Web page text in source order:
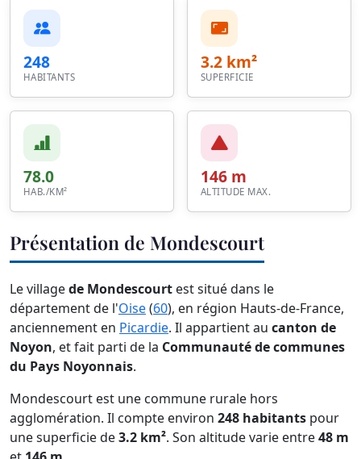
248
HABITANTS
3.2 km²
SUPERFICIE
78.0
HAB./KM²
146 m
ALTITUDE MAX.
Présentation de Mondescourt
Le villagede Mondescourt est situé dans le
département de l'Oise(60), en région Hauts-de-France,
anciennement en Picardie. Il appartient au canton de
Noyon, et fait parti de la Communauté de communes
du Pays Noyonnais.
Mondescourt est une commune rurale hors
agglomération. Il compte environ 248 habitants pour
une superficie de3.2 km². Son altitude varie entre48 m